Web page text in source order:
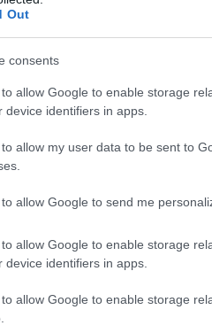
Out
consents
allow Google to enable storage
device identifiers in apps.
allow my user data to be sent to
allow Google to send me
allow Google to enable storage
device identifiers in apps.
allow Google to enable storage
ígéretek pedig nem
későbbi években
való
sem hoztak tartós